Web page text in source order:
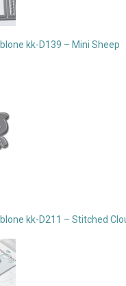
kk-D139 – Mini Sheep
kk-D211 – Stitched